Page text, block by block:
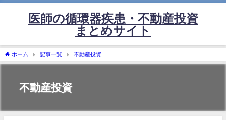
医師の循環器疾患・不動産投資
まとめサイト
ホーム 記事一覧 不動産投資
不動産投資